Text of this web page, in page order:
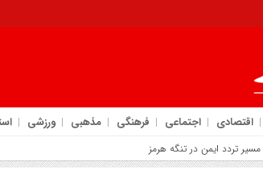
اقتصادی اجتماعی فرهنگی مذهبی ورزشی